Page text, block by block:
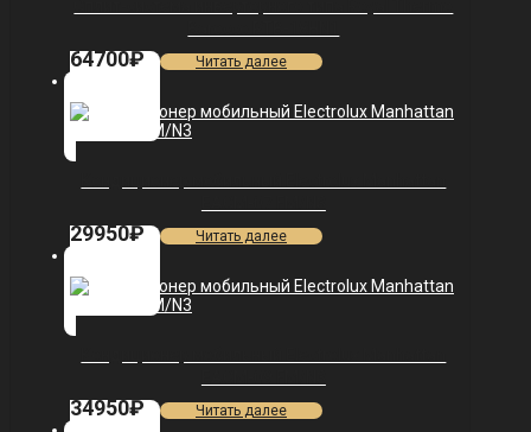
64700₽ Читать далее
29950₽ Читать далее
34950₽ Читать далее